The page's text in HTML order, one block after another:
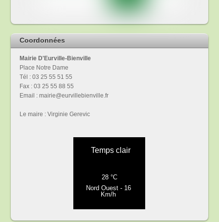
Coordonnées
Mairie D'Eurville-Bienville
Place Notre Dame
Tél : 03 25 55 51 55
Fax : 03 25 55 88 55
Email : mairie@eurvillebienville.fr
Le maire : Virginie Gerevic